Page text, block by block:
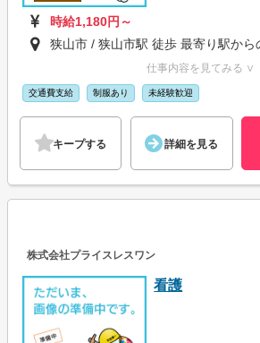
時給1,180円～
狭山市 / 狭山市駅 徒歩 最寄り駅から
仕事内容を見てみる ∨
交通費支給 制服あり 未経験歓迎
キープする 詳細を見る
株式会社プライスレスワン
看護